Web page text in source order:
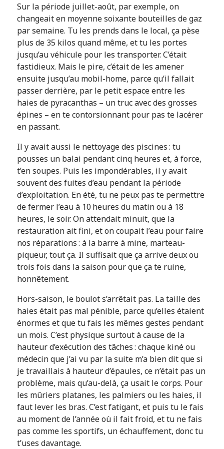
Sur la période juillet-août, par exemple, on
changeait en moyenne soixante bouteilles de gaz
par semaine. Tu les prends dans le local, ça pèse
plus de 35 kilos quand même, et tu les portes
jusqu’au véhicule pour les transporter. C’était
fastidieux. Mais le pire, c’était de les amener
ensuite jusqu’au mobil-home, parce qu’il fallait
passer derrière, par le petit espace entre les
haies de pyracanthas – un truc avec des grosses
épines – en te contorsionnant pour pas te lacérer
en passant.
Il y avait aussi le nettoyage des piscines : tu
pousses un balai pendant cinq heures et, à force,
t’en soupes. Puis les impondérables, il y avait
souvent des fuites d’eau pendant la période
d’exploitation. En été, tu ne peux pas te permettre
de fermer l’eau à 10 heures du matin ou à 18
heures, le soir. On attendait minuit, que la
restauration ait fini, et on coupait l’eau pour faire
nos réparations : à la barre à mine, marteau-
piqueur, tout ça. Il suffisait que ça arrive deux ou
trois fois dans la saison pour que ça te ruine,
honnêtement.
Hors-saison, le boulot s’arrêtait pas. La taille des
haies était pas mal pénible, parce qu’elles étaient
énormes et que tu fais les mêmes gestes pendant
un mois. C’est physique surtout à cause de la
hauteur d’exécution des tâches : chaque kiné ou
médecin que j’ai vu par la suite m’a bien dit que si
je travaillais à hauteur d’épaules, ce n’était pas un
problème, mais qu’au-delà, ça usait le corps. Pour
les mûriers platanes, les palmiers ou les haies, il
faut lever les bras. C’est fatigant, et puis tu le fais
au moment de l’année où il fait froid, et tu ne fais
pas comme les sportifs, un échauffement, donc tu
t’uses davantage.